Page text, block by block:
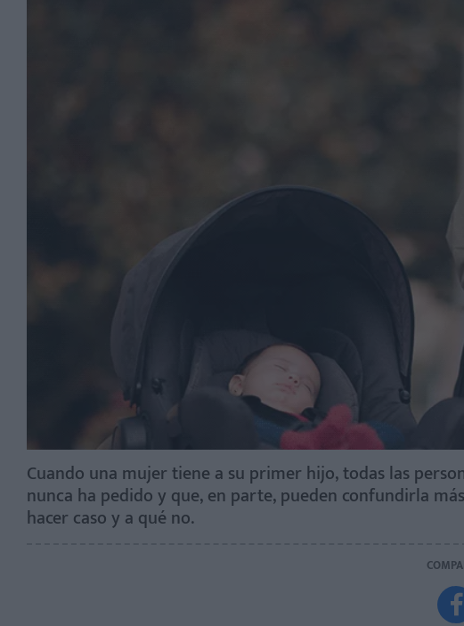
Cuando una mujer tiene a su primer hijo, todas las
nunca ha pedido y que, en parte, pueden confundirla
hacer caso y a qué no.
